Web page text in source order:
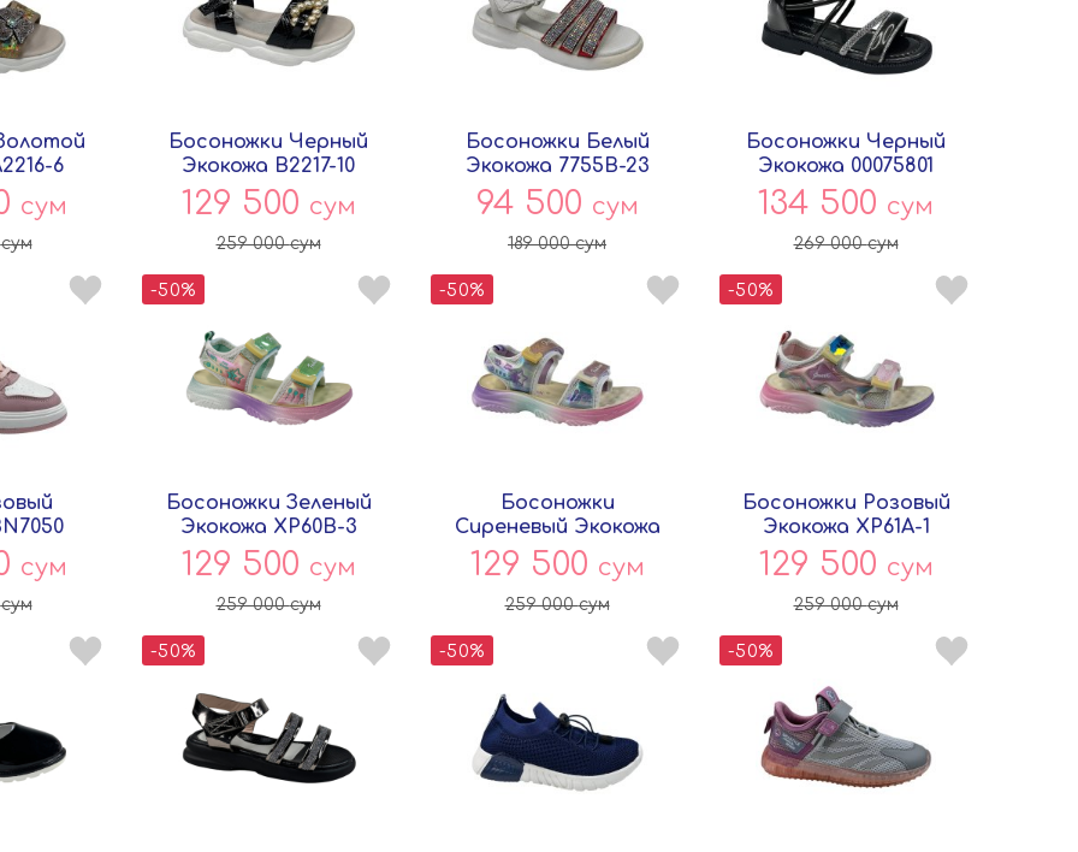
6
сум
сум
Босоножки Черный
Экокожа B2217-10
Совёнок
129 500 сум
259 000сум
Босоножки Белый
Экокожа 7755B-23
Совёнок
94 500 сум
189 000сум
Босоножки Черный
Экокожа 00075801
Persey
134 500 сум
269 000сум
сум
сум
-50%
Босоножки Зеленый
Экокожа XP60B-3
Совёнок
129 500 сум
259 000сум
-50%
Босоножки
Сиреневый Экокожа
XP60A-2 Совёнок
129 500 сум
259 000сум
-50%
Босоножки Розовый
Экокожа XP61A-1
Совёнок
129 500 сум
259 000сум
-50% -50% -50%